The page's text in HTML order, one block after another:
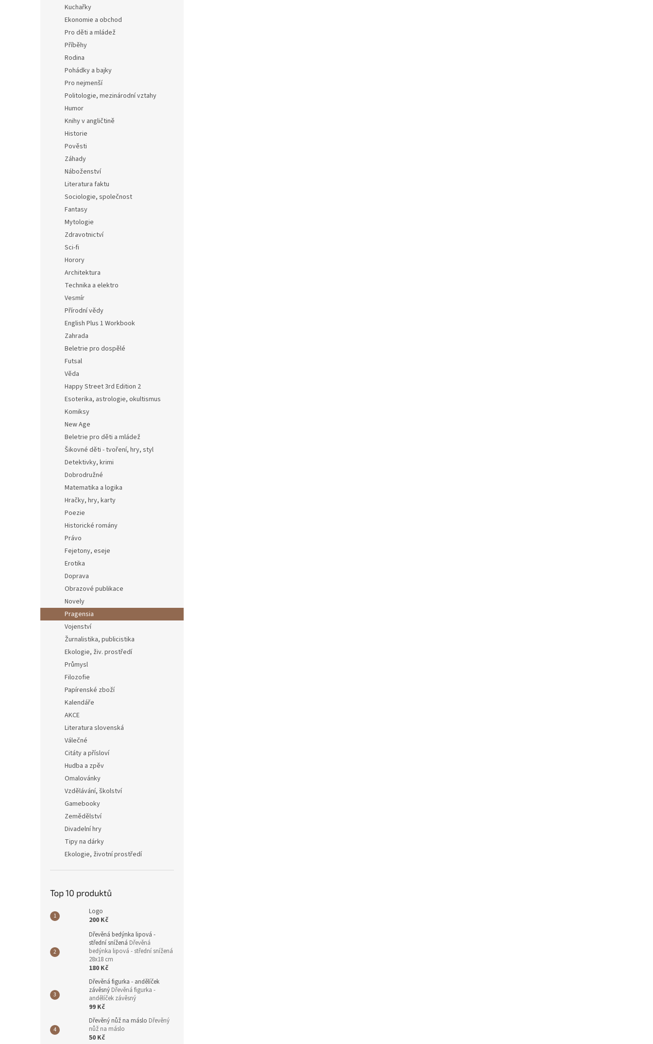
Kuchařky
Ekonomie a obchod
Pro děti a mládež
Příběhy
Rodina
Pohádky a bajky
Pro nejmenší
Politologie, mezinárodní vztahy
Humor
Knihy v angličtině
Historie
Pověsti
Záhady
Náboženství
Literatura faktu
Sociologie, společnost
Fantasy
Mytologie
Zdravotnictví
Sci-fi
Horory
Architektura
Technika a elektro
Vesmír
Přírodní vědy
English Plus 1 Workbook
Zahrada
Beletrie pro dospělé
Futsal
Věda
Happy Street 3rd Edition 2
Esoterika, astrologie, okultismus
Komiksy
New Age
Beletrie pro děti a mládež
Šikovné děti - tvoření, hry, styl
Detektivky, krimi
Dobrodružné
Matematika a logika
Hračky, hry, karty
Poezie
Historické romány
Právo
Fejetony, eseje
Erotika
Doprava
Obrazové publikace
Novely
Pragensia
Vojenství
Žurnalistika, publicistika
Ekologie, živ. prostředí
Průmysl
Filozofie
Papírenské zboží
Kalendáře
AKCE
Literatura slovenská
Válečné
Citáty a přísloví
Hudba a zpěv
Omalovánky
Vzdělávání, školství
Gamebooky
Zemědělství
Divadelní hry
Tipy na dárky
Ekologie, životní prostředí
Top 10 produktů
Logo
200 Kč
Dřevěná bedýnka lipová -
střední snížená Dřevěná
bedýnka lipová - střední snížená
28x18 cm
180 Kč
Dřevěná figurka - andělíček
závěsný Dřevěná figurka -
andělíček závěsný
99 Kč
Dřevěný nůž na máslo Dřevěný
nůž na máslo
50 Kč